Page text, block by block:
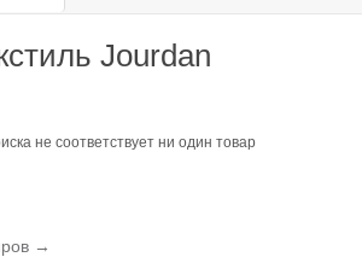
Jourdan
не соответствует ни один товар
→